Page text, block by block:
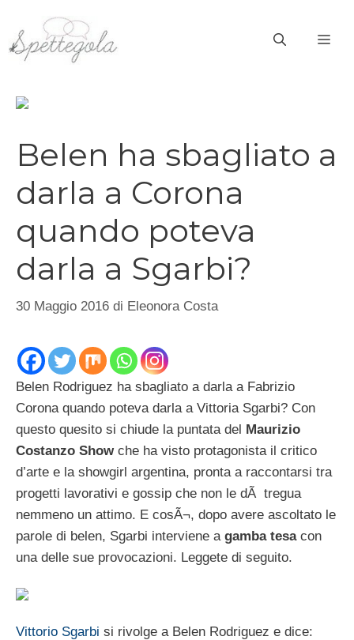
contenuto
Belen ha sbagliato a
darla a Corona
quando poteva
darla a Sgarbi?
30 Maggio 2016 di Eleonora Costa
Belen Rodriguez ha sbagliato a darla a Fabrizio
Corona quando poteva darla a Vittoria Sgarbi? Con
questo quesito si chiude la puntata del Maurizio
Costanzo Show che ha visto protagonista il critico
d’arte e la showgirl argentina, pronta a raccontarsi tra
progetti lavorativi e gossip che non le dÃ tregua
nemmeno un attimo. E cosÃ¬, dopo avere ascoltato le
parole di belen, Sgarbi interviene a gamba tesacon
una delle sue provocazioni. Leggete di seguito.
Vittorio Sgarbi si rivolge a Belen Rodriguez e dice: